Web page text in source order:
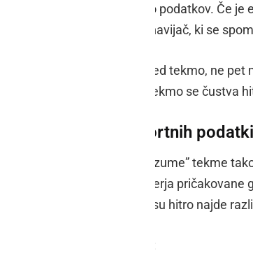
pregledati ogromno podatkov. Če
bo model to zaznal prej kot navijač, ki se
pomoč je najbolj koristna pred tekmo, ne
ali ima stava smisel. Med tekmo se čustva
dejansko bere v športnih
napovedih model ne “razume” tekme
Pri nogometu lahko primerja
in gostoto urnika. Pri tenisu hitro najde